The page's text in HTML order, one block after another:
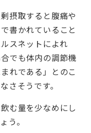
摂取すると腹痛や
書かれていること
スネットによれ
でも体内の調節機
れである」とのこ
さそうです。
む量を少なめにし
う。